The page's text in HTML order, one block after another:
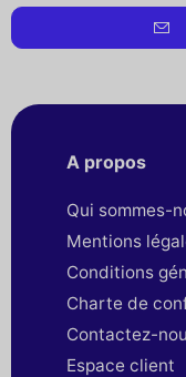
A propos
Qui sommes-
Mentions
Conditions
Charte de
Contactez-
Espace client